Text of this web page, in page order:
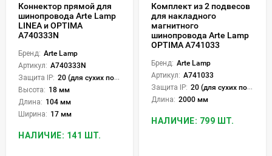
Коннектор прямой для
шинопровода Arte Lamp
LINEA и OPTIMA
A740333N
Бренд: Arte Lamp
Артикул: A740333N
Защита IP: 20 (для сухих пом.)
Высота: 18 мм
Длина: 104 мм
Ширина: 17 мм
НАЛИЧИЕ: 141 ШТ.
Комплект из 2 подвесов
для накладного
магнитного
шинопровода Arte Lamp
OPTIMA A741033
Бренд: Arte Lamp
Артикул: A741033
Защита IP: 20 (для сухих пом.)
Длина: 2000 мм
НАЛИЧИЕ: 799 ШТ.